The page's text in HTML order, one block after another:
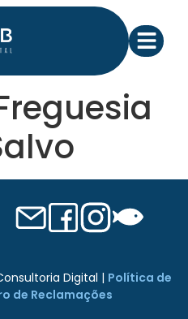
Digital | Política de
de Reclamações